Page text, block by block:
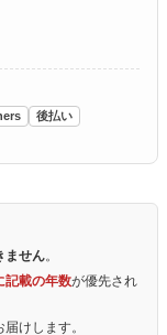
後払い
ません。
記載の年数が優先され
届けします。